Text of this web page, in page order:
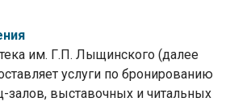
им. Г.П. Лыщинского (далее
услуги по бронированию
залов, выставочных и читальных